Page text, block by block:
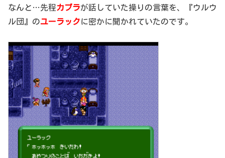
なんと…先程カブラが話していた操りの言葉を、『ウルウ
ル団』のユーラックに密かに聞かれていたのです。